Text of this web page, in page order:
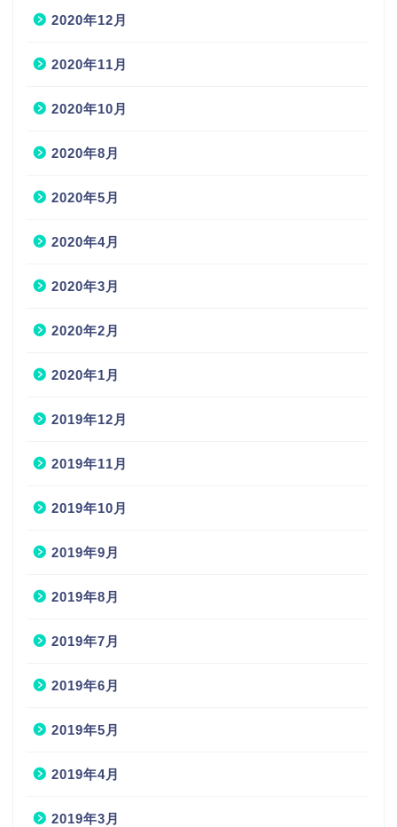
2020年12月
2020年11月
2020年10月
2020年8月
2020年5月
2020年4月
2020年3月
2020年2月
2020年1月
2019年12月
2019年11月
2019年10月
2019年9月
2019年8月
2019年7月
2019年6月
2019年5月
2019年4月
2019年3月